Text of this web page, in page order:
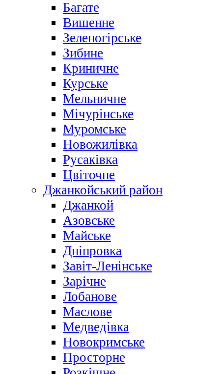
Багате
Вишенне
Зеленогірське
Зибине
Криничне
Курське
Мельничне
Мічурінське
Муромське
Новожилівка
Русаківка
Цвіточне
Джанкойський район
Джанкой
Азовське
Майське
Дніпровка
Завіт-Ленінське
Зарічне
Лобанове
Маслове
Медведівка
Новокримське
Просторне